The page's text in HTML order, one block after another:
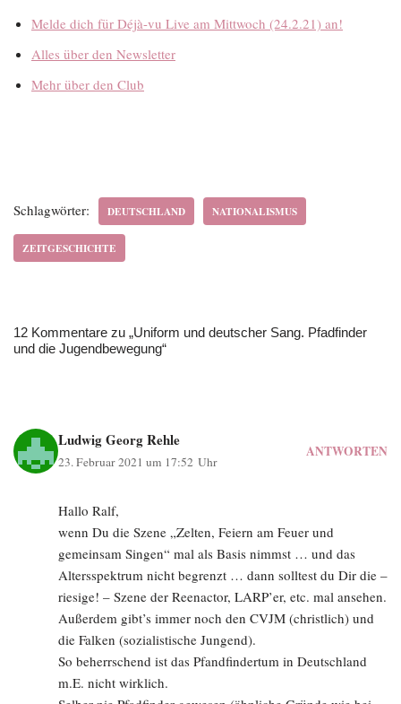
Melde dich für Déjà-vu Live am Mittwoch (24.2.21) an!
Alles über den Newsletter
Mehr über den Club
Schlagwörter: DEUTSCHLAND NATIONALISMUS
ZEITGESCHICHTE
12 Kommentare zu „Uniform und deutscher Sang. Pfadfinder
und die Jugendbewegung“
Ludwig Georg Rehle
23. Februar 2021 um 17:52 Uhr
ANTWORTEN
Hallo Ralf,
wenn Du die Szene „Zelten, Feiern am Feuer und
gemeinsam Singen“ mal als Basis nimmst … und das
Altersspektrum nicht begrenzt … dann solltest du Dir die –
riesige! – Szene der Reenactor, LARP’er, etc. mal ansehen.
Außerdem gibt’s immer noch den CVJM (christlich) und
die Falken (sozialistische Jungend).
So beherrschend ist das Pfandfindertum in Deutschland
m.E. nicht wirklich.